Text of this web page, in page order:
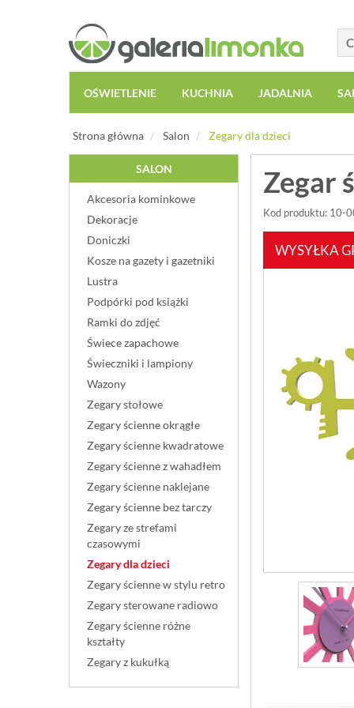
OŚWIETLENIE KUCHNIA JADALNIA
Strona główna Salon Zegary dla dzieci
SALON
Akcesoria kominkowe
Dekoracje
Doniczki
Kosze na gazety i gazetniki
Lustra
Podpórki pod książki
Ramki do zdjęć
Świece zapachowe
Świeczniki i lampiony
Wazony
Zegary stołowe
Zegary ścienne okrągłe
Zegary ścienne kwadratowe
Zegary ścienne z wahadłem
Zegary ścienne naklejane
Zegary ścienne bez tarczy
Zegary ze strefami
czasowymi
Zegary dla dzieci
Zegary ścienne w stylu retro
Zegary sterowane radiowo
Zegary ścienne różne
kształty
Zegary z kukułką
Zegar
Kod produktu: 10-
WYSYŁKA